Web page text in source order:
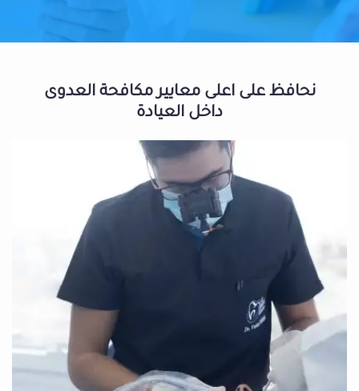
نحافظ على اعلى معايير مكافحة العدوى
داخل العيادة